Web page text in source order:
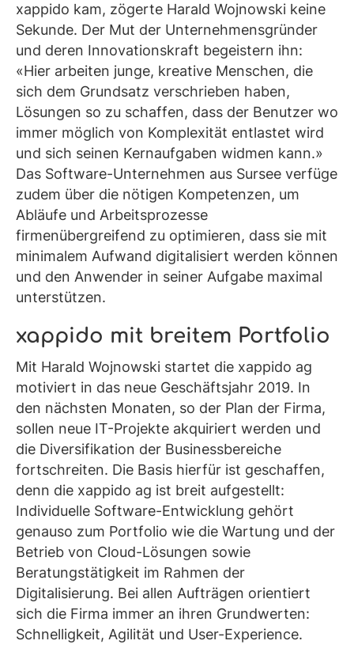
xappido kam, zögerte Harald Wojnowski keine
Sekunde. Der Mut der Unternehmensgründer
und deren Innovationskraft begeistern ihn:
«Hier arbeiten junge, kreative Menschen, die
sich dem Grundsatz verschrieben haben,
Lösungen so zu schaffen, dass der Benutzer wo
immer möglich von Komplexität entlastet wird
und sich seinen Kernaufgaben widmen kann.»
Das Software-Unternehmen aus Sursee verfüge
zudem über die nötigen Kompetenzen, um
Abläufe und Arbeitsprozesse
firmenübergreifend zu optimieren, dass sie mit
minimalem Aufwand digitalisiert werden können
und den Anwender in seiner Aufgabe maximal
unterstützen.
xappido mit breitem Portfolio
Mit Harald Wojnowski startet die xappido ag
motiviert in das neue Geschäftsjahr 2019. In
den nächsten Monaten, so der Plan der Firma,
sollen neue IT-Projekte akquiriert werden und
die Diversifikation der Businessbereiche
fortschreiten. Die Basis hierfür ist geschaffen,
denn die xappido ag ist breit aufgestellt:
Individuelle Software-Entwicklung gehört
genauso zum Portfolio wie die Wartung und der
Betrieb von Cloud-Lösungen sowie
Beratungstätigkeit im Rahmen der
Digitalisierung. Bei allen Aufträgen orientiert
sich die Firma immer an ihren Grundwerten:
Schnelligkeit, Agilität und User-Experience.